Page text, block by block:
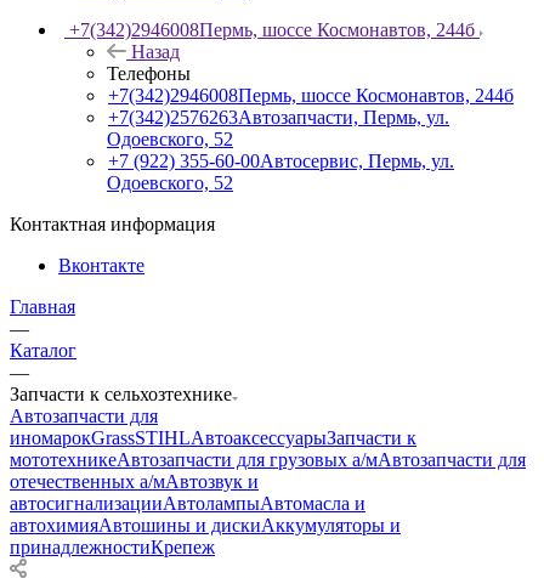
+7(342)2946008Пермь, шоссе Космонавтов, 244б
Назад
Телефоны
+7(342)2946008Пермь, шоссе Космонавтов, 244б
+7(342)2576263Автозапчасти, Пермь, ул.
Одоевского, 52
+7 (922) 355-60-00Автосервис, Пермь, ул.
Одоевского, 52
Контактная информация
Вконтакте
Главная
—
Каталог
—
Запчасти к сельхозтехнике
Автозапчасти для
иномарокGrassSTIHLАвтоаксессуарыЗапчасти к
мототехникеАвтозапчасти для грузовых а/мАвтозапчасти для
отечественных а/мАвтозвук и
автосигнализацииАвтолампыАвтомасла и
автохимияАвтошины и дискиАккумуляторы и
принадлежностиКрепеж